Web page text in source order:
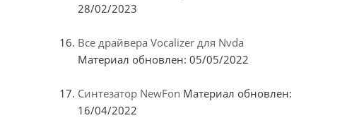
28/02/2023
Все драйвера Vocalizer для Nvda
Материал обновлен: 05/05/2022
Синтезатор NewFon Материал обновлен:
16/04/2022